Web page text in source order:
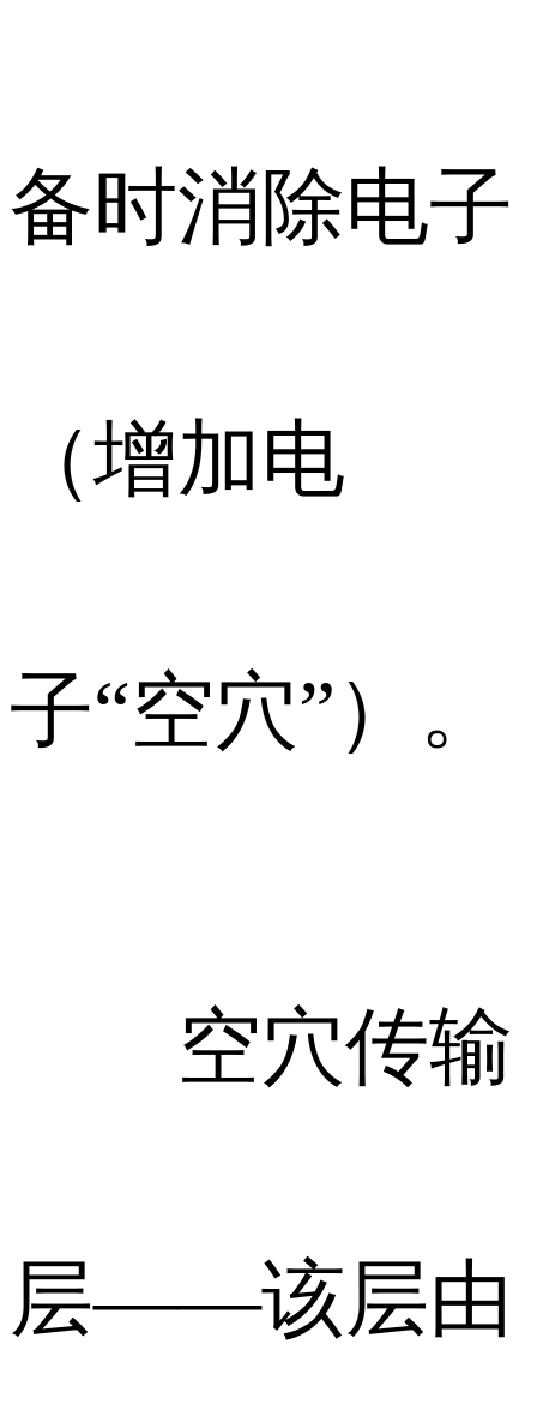
备时消除电子
（增加电
子“空穴”）。
空穴传输
层——该层由